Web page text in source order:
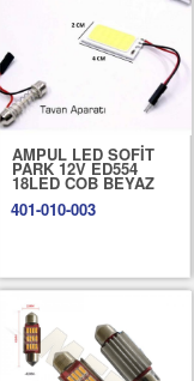
AMPUL LED SOFİT
PARK 12V ED554
18LED COB BEYAZ
401-010-003